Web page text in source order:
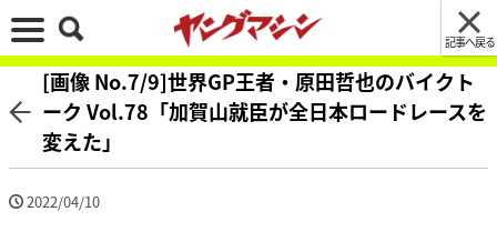
記事へ戻る
[画像 No.7/9]世界GP王者・原田哲也のバイクト
ーク Vol.78「加賀山就臣が全日本ロードレースを
変えた」
2022/04/10